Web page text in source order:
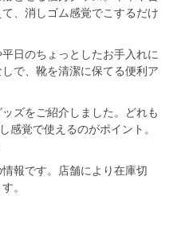
、消しゴム感覚でこするだけ
日のちょっとしたお手入れに
で、靴を清潔に保てる便利ア
ズをご紹介しました。どれも
感覚で使えるのがポイント。
報です。店舗により在庫切
。